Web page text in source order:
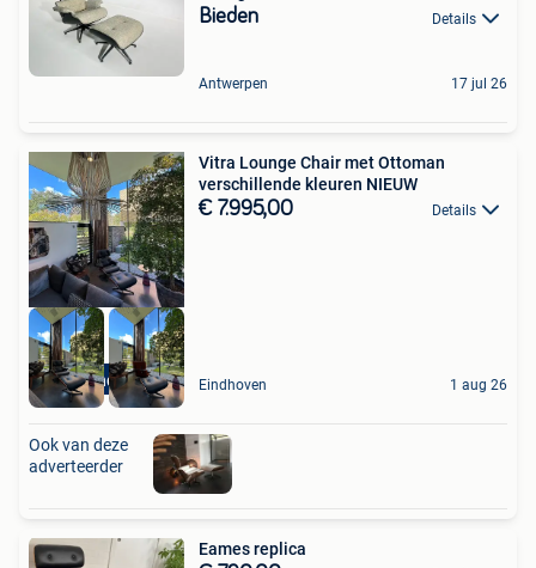
Bieden Details
Antwerpen 17 jul 26
High-end Outlet
Vitra Lounge Chair met Ottoman
verschillende kleuren NIEUW
€ 7.995,00 Details
Eindhoven 1 aug 26
Ook van deze
adverteerder
Eames replica